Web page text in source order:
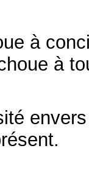
à
à